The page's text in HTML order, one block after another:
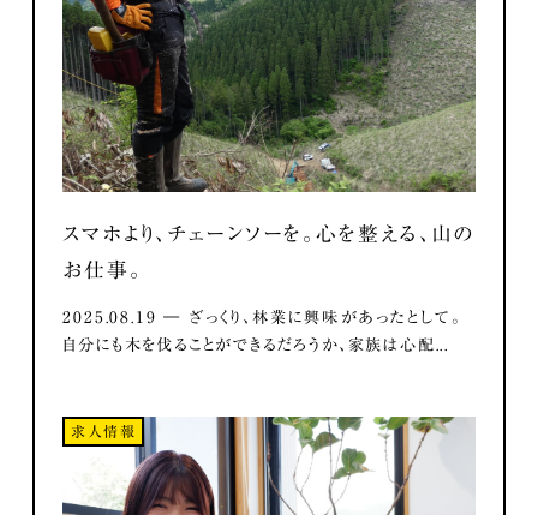
スマホより、チェーンソーを。心を整える、山の
お仕事。
2025.08.19 ― ざっくり、林業に興味があったとして。
自分にも木を伐ることができるだろうか、家族は心配...
求人情報